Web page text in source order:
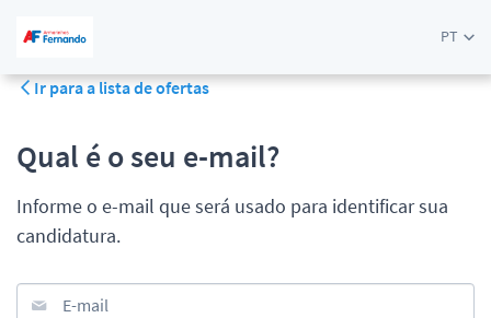
PT
Ir para a lista de ofertas
Qual é o seu e-mail?
Informe o e-mail que será usado para identificar sua
candidatura.
E-mail